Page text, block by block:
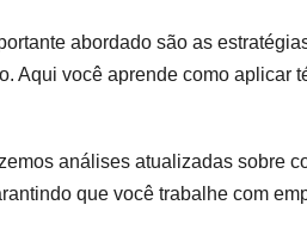
abordado são as
Aqui você aprende como aplicar
análises atualizadas sobre
que você trabalhe com